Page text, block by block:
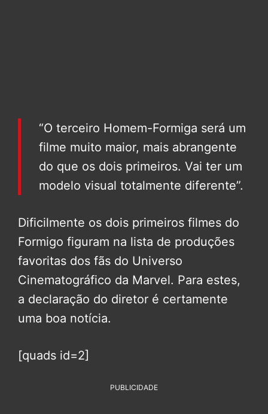
“O terceiro Homem-Formiga será um
filme muito maior, mais abrangente
do que os dois primeiros. Vai ter um
modelo visual totalmente diferente”.
Dificilmente os dois primeiros filmes do
Formigo figuram na lista de produções
favoritas dos fãs do Universo
Cinematográfico da Marvel. Para estes,
a declaração do diretor é certamente
uma boa notícia.
[quads id=2]
PUBLICIDADE